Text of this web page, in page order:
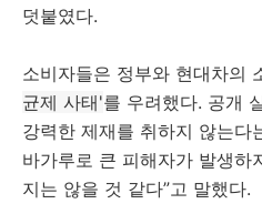
덧붙였다.
소비자들은 정부와 현대차의
균제 사태'를 우려했다. 공개
강력한 제재를 취하지 않는다
바가루로 큰 피해자가 발생하
지는 않을 것 같다”고 말했다.